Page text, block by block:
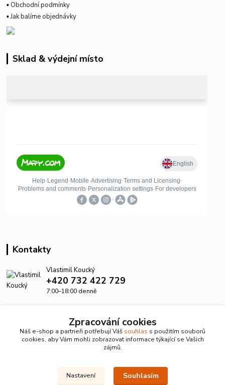
▪ Obchodní podmínky
▪Jak balíme objednávky
Sklad & výdejní místo
Kontakty
Vlastimil Koucký
+420 732 422 729
7:00–18:00 denně
© 2026 KanalizaceLevne.cz · Všechna práva vyhrazena ·
Zpracování cookies
Náš e-shop a partneři potřebují Váš souhlas s použitím souborů
cookies, aby Vám mohli zobrazovat informace týkající se Vašich
zájmů.
Nastavení Souhlasím